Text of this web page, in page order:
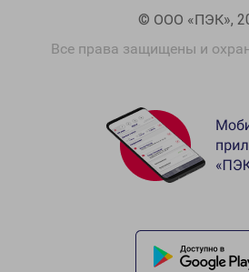
© ООО «ПЭК»,
Все права защищены и